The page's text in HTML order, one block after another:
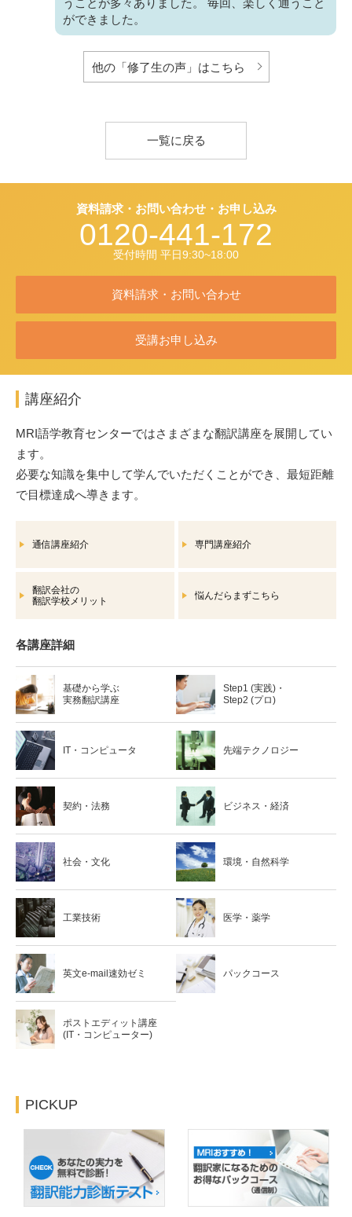
うことが多々ありました。 毎回、楽しく通うこと
ができました。
他の「修了生の声」はこちら
一覧に戻る
資料請求・お問い合わせ・お申し込み
0120-441-172
受付時間 平日9:30~18:00
資料請求・お問い合わせ
受講お申し込み
講座紹介
MRI語学教育センターではさまざまな翻訳講座を展開してい
ます。
必要な知識を集中して学んでいただくことができ、最短距離
で目標達成へ導きます。
通信講座紹介 専門講座紹介
翻訳会社の
翻訳学校メリット
悩んだらまずこちら
各講座詳細
基礎から学ぶ
実務翻訳講座
Step1 (実践)・
Step2 (プロ)
IT・コンピュータ 先端テクノロジー
契約・法務 ビジネス・経済
社会・文化 環境・自然科学
工業技術 医学・薬学
英文e-mail速効ゼミ パックコース
ポストエディット講座
(IT・コンピューター)
PICKUP